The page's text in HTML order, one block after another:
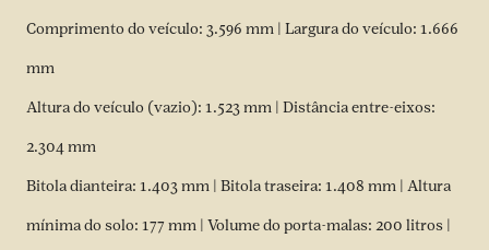
Comprimento do veículo: 3.596 mm | Largura do veículo: 1.666
mm
Altura do veículo (vazio): 1.523 mm | Distância entre-eixos:
2.304 mm
Bitola dianteira: 1.403 mm | Bitola traseira: 1.408 mm | Altura
mínima do solo: 177 mm | Volume do porta-malas: 200 litros |